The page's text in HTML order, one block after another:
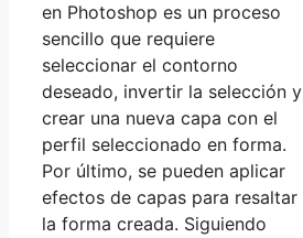
en Photoshop es un proceso
sencillo que requiere
seleccionar el contorno
deseado, invertir la selección y
crear una nueva capa con el
perfil seleccionado en forma.
Por último, se pueden aplicar
efectos de capas para resaltar
la forma creada. Siguiendo